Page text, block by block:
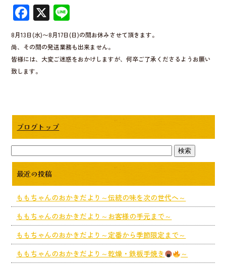
F
ac
e
b
o
k
X
n
e
8月13日(水)〜8月17日(日)の間お休みさせて頂きます。
尚、その間の発送業務も出来ません。
皆様には、大変ご迷惑をおかけしますが、何卒ご了承くださるようお願い
致します。
ブログトップ
最近の投稿
ももちゃんのおかきだより～伝統の味を次の世代へ～
ももちゃんのおかきだより～お客様の手元まで～
ももちゃんのおかきだより～定番から季節限定まで～
ももちゃんのおかきだより～乾燥・鉄板手焼き
～